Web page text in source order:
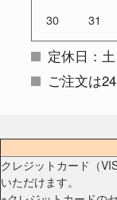
30 31
定休日：
ご注文は
クレジットカード（
いただけます。